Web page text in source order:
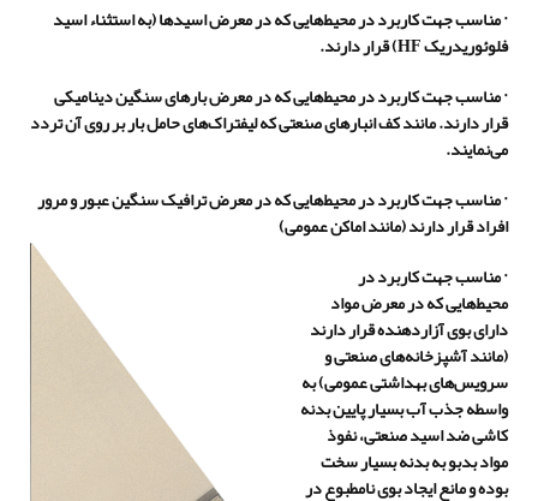
· مناسب جهت کاربرد در محیط‌هایی که در معرض اسیدها (به استثناء اسید
فلوئوریدریکHF) قرار دارند.
· مناسب جهت کاربرد در محیط‌هایی که در معرض بارهای سنگین دینامیکی
قرار دارند. مانند کف انبارهای صنعتی که لیفتراک‌های حامل بار بر روی آن تردد
می‌نمایند.
· مناسب جهت کاربرد در محیط‌هایی که در معرض ترافیک سنگین عبور و مرور
افراد قرار دارند (مانند اماکن عمومی)
· مناسب جهت کاربرد در
محیط‌هایی که در معرض مواد
دارای بوی آزاردهنده قرار دارند
(مانند آشپزخانه‌های صنعتی و
سرویس‌های بهداشتی عمومی) به
واسطه جذب آب بسیار پایین بدنه
کاشی ضد اسید صنعتی،نفوذ
مواد بدبو به بدنه بسیار سخت
بوده و مانع ایجاد بوی نامطبوع در